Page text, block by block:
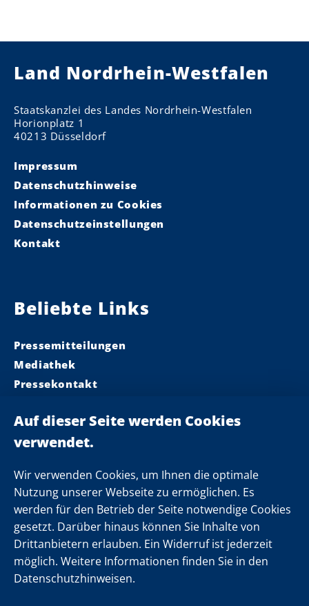
Wir verwenden Cookies, um Ihnen die optimale
Nutzung unserer Webseite zu ermöglichen. Es
werden für den Betrieb der Seite notwendige Cookies
gesetzt. Darüber hinaus können Sie Inhalte von
Drittanbietern erlauben. Ein Widerruf ist jederzeit
möglich. Weitere Informationen finden Sie in den
Datenschutzhinweisen.
Land Nordrhein-Westfalen
Staatskanzlei des Landes Nordrhein-Westfalen
Horionplatz 1
40213 Düsseldorf
Impressum
Datenschutzhinweise
Informationen zu Cookies
Datenschutzeinstellungen
Kontakt
Beliebte Links
Pressemitteilungen
Mediathek
Pressekontakt
Landeskabinett
Einsamkeit
Folgen Sie uns